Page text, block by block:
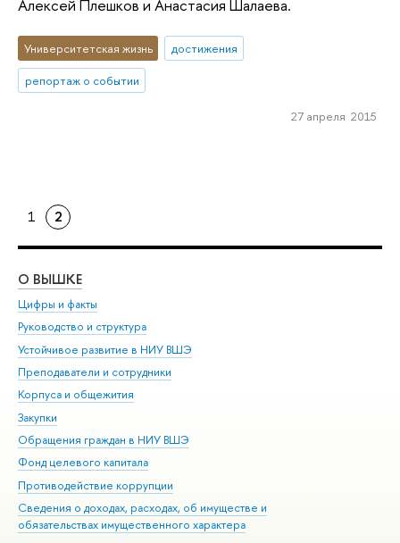
Алексей Плешков и Анастасия Шалаева.
Университетская жизнь
достижения
репортаж о событии
27 апреля 2015
1 2
О ВЫШКЕ
Цифры и факты
Руководство и структура
Устойчивое развитие в НИУ ВШЭ
Преподаватели и сотрудники
Корпуса и общежития
Закупки
Обращения граждан в НИУ ВШЭ
Фонд целевого капитала
Противодействие коррупции
Сведения о доходах, расходах, об имуществе и
обязательствах имущественного характера